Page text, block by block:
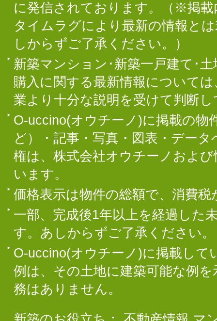
に発信されております。（※掲
タイムラグにより最新の情報と
しからずご了承ください。）
新築マンション･新築一戸建て･
購入に関する最新情報について
業より十分な説明を受けて判断
O-uccino(オウチーノ)に掲載の物
ど）・記事・写真・図表・デー
権は、株式会社オウチーノおよ
います。
価格表示は物件の総額で、消費
一部、完成後1年以上を経過した
す。あしからずご了承ください。
O-uccino(オウチーノ)に掲載して
例は、その土地に建築可能な例
務はありません。